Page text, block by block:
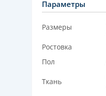
Параметры
Размеры
Ростовка
Пол
Ткань